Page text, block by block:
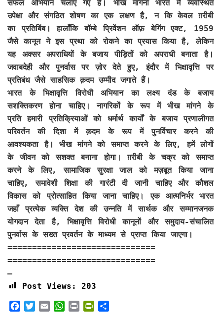
सफल अभियान चलाए गए हैं। भीख माँगना भारत में व्यवस्थित
उपेक्षा और संगठित शोषण का एक लक्षण है, न कि केवल ग़रीबी
का प्रतिबिंब। हालाँकि बॉम्बे प्रिवेंशन ऑफ़ बेगिंग एक्ट, 1959
जैसे कानून ने इस प्रथा को रोकने का प्रयास किया है, लेकिन
यह अक्सर अपराधियों के बजाय पीड़ितों को अपराधी बनाता है।
जवाबदेही और पुनर्वास पर ज़ोर देते हुए, इंदौर में भिक्षावृत्ति पर
प्रतिबंध जैसे साहसिक क़दम उम्मीद जगाते हैं।
भारत के भिक्षावृत्ति विरोधी अभियान का लक्ष्य दंड के बजाय
सशक्तिकरण होना चाहिए। नागरिकों के रूप में भीख मांगने के
प्रति हमारी प्रतिक्रियाओं को धर्मार्थ कार्यों के बजाय प्रणालीगत
परिवर्तन की दिशा में क़दम के रूप में पुनर्विचार करने की
आवश्यकता है। भीख मांगने को समाप्त करने के लिए, हमें लोगों
के जीवन को सशक्त बनाना होगा। ग़रीबी के चक्र को समाप्त
करने के लिए, सामाजिक सुरक्षा जाल को मज़बूत किया जाना
चाहिए, समावेशी शिक्षा की गारंटी दी जानी चाहिए और कौशल
विकास को प्रोत्साहित किया जाना चाहिए। एक आत्मनिर्भर भारत
जहाँ प्रत्येक व्यक्ति देश की उन्नति में सार्थक और सम्मानजनक
योगदान देता है, भिक्षावृत्ति विरोधी कानूनों और समुदाय-संचालित
पुनर्वास के सख्त प्रवर्तन के माध्यम से प्राप्त किया जाएगा।
==============================
==============================
—
Post Views:
203